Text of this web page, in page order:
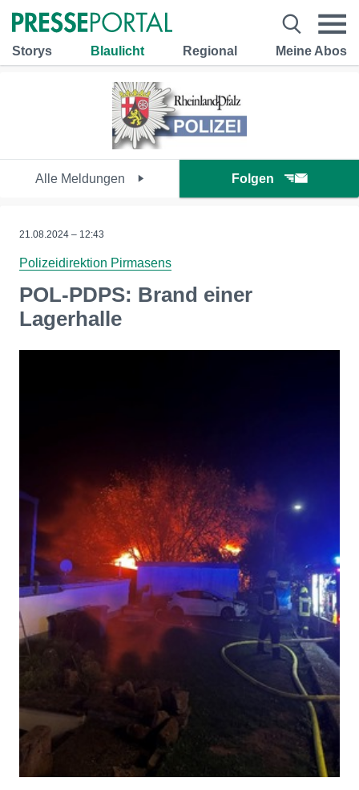
Storys Blaulicht Regional Meine Abos
Alle Meldungen Folgen
21.08.2024 – 12:43
Polizeidirektion Pirmasens
POL-PDPS: Brand einer
Lagerhalle